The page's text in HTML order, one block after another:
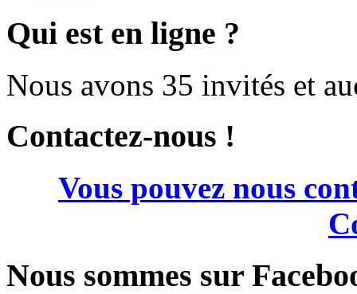
Qui est en ligne ?
Nous avons 35 invités et
Contactez-nous !
Vous pouvez nous
Nous sommes sur